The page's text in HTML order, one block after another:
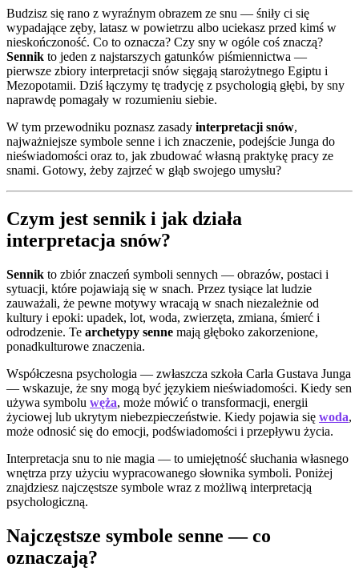
Budzisz się rano z wyraźnym obrazem ze snu — śniły ci się
wypadające zęby, latasz w powietrzu albo uciekasz przed kimś w
nieskończoność. Co to oznacza? Czy sny w ogóle coś znaczą?
Sennik to jeden z najstarszych gatunków piśmiennictwa —
pierwsze zbiory interpretacji snów sięgają starożytnego Egiptu i
Mezopotamii. Dziś łączymy tę tradycję z psychologią głębi, by sny
naprawdę pomagały w rozumieniu siebie.
W tym przewodniku poznasz zasady interpretacji snów,
najważniejsze symbole senne i ich znaczenie, podejście Junga do
nieświadomości oraz to, jak zbudować własną praktykę pracy ze
snami. Gotowy, żeby zajrzeć w głąb swojego umysłu?
Czym jest sennik i jak działa
interpretacja snów?
Sennik to zbiór znaczeń symboli sennych — obrazów, postaci i
sytuacji, które pojawiają się w snach. Przez tysiące lat ludzie
zauważali, że pewne motywy wracają w snach niezależnie od
kultury i epoki: upadek, lot, woda, zwierzęta, zmiana, śmierć i
odrodzenie. Te archetypy senne mają głęboko zakorzenione,
ponadkulturowe znaczenia.
Współczesna psychologia — zwłaszcza szkoła Carla Gustava Junga
— wskazuje, że sny mogą być językiem nieświadomości. Kiedy sen
używa symbolu węża, może mówić o transformacji, energii
życiowej lub ukrytym niebezpieczeństwie. Kiedy pojawia się woda,
może odnosić się do emocji, podświadomości i przepływu życia.
Interpretacja snu to nie magia — to umiejętność słuchania własnego
wnętrza przy użyciu wypracowanego słownika symboli. Poniżej
znajdziesz najczęstsze symbole wraz z możliwą interpretacją
psychologiczną.
Najczęstsze symbole senne — co
oznaczają?